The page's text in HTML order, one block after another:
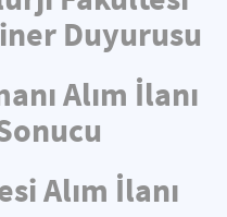
Duyurusu
Alım İlanı
Alım İlanı